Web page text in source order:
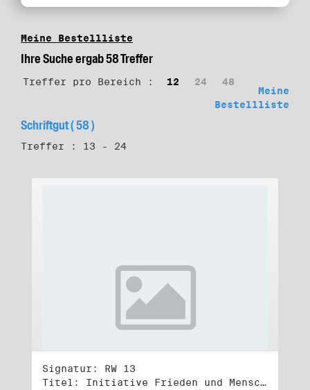
Meine Bestellliste
Ihre Suche ergab 58 Treffer
Treffer pro Bereich : 12 24
48
Meine
Bestellliste
Schriftgut ( 58 )
Treffer : 13 - 24
Signatur: RW 13
Titel: Initiative Frieden und Menschenrechte (3)